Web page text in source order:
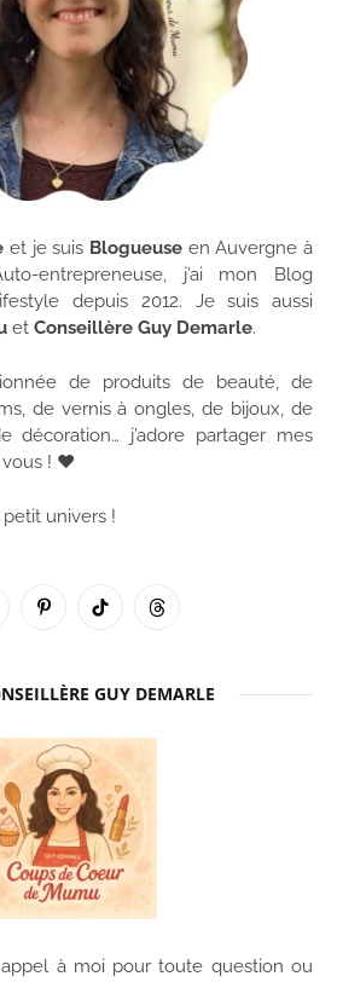
et je suis Blogueuse en Auvergne à
entrepreneuse, j’ai mon Blog
depuis 2012. Je suis aussi
et Conseillère Guy Demarle.
de produits de beauté, de
de vernis à ongles, de bijoux, de
décoration… j’adore partager mes
! ♥
univers !
PinterestTikTok Threads
GUY DEMARLE
appel à moi pour toute question ou